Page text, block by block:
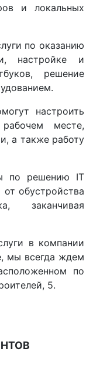
и локальных
по оказанию
настройке и
решение
настроить
месте,
а также работу
по решению IT
обустройства
заканчивая
в компании
мы всегда ждем
по
5.